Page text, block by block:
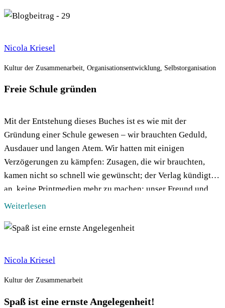
Organisationsentwicklungsprozesse begleitet haben.Für das
Nicola Kriesel
Kultur der Zusammenarbeit, Organisationsentwicklung, Selbstorganisation
Freie Schule gründen
Mit der Entstehung dieses Buches ist es wie mit der
Gründung einer Schule gewesen – wir brauchten Geduld,
Ausdauer und langen Atem. Wir hatten mit einigen
Verzögerungen zu kämpfen: Zusagen, die wir brauchten,
kamen nicht so schnell wie gewünscht; der Verlag kündigte
an, keine Printmedien mehr zu machen; unser Freund und
BFAS Vorstandskollege Uwe Schröder […]
Weiterlesen
Nicola Kriesel
Kultur der Zusammenarbeit
Spaß ist eine ernste Angelegenheit!